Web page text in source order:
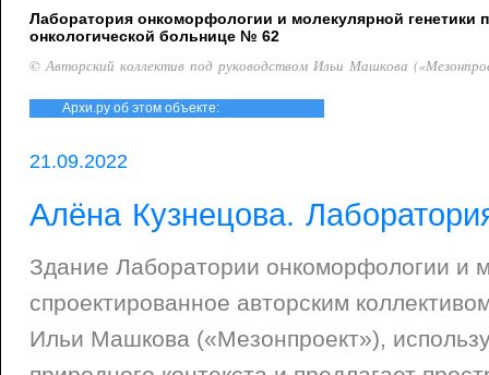
Лаборатория онкоморфологии и молекулярной генетики
онкологической больнице № 62
© Авторский коллектив под руководством Ильи Машкова
Архи.ру об этом объекте:
21.09.2022
Алёна Кузнецова.
Здание Лаборатории онкоморфологии и
спроектированное авторским
Ильи Машкова («Мезонпроект»),